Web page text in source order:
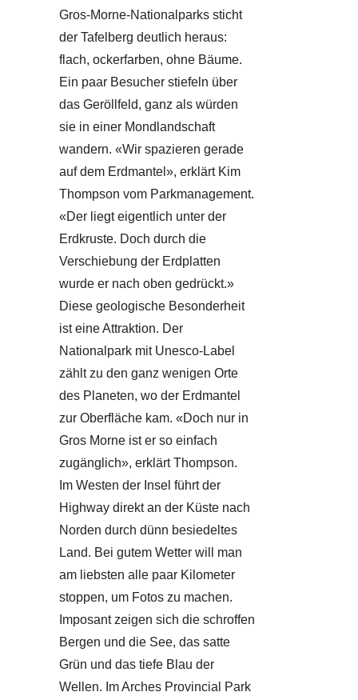
Gros-Morne-Nationalparks sticht
der Tafelberg deutlich heraus:
flach, ockerfarben, ohne Bäume.
Ein paar Besucher stiefeln über
das Geröllfeld, ganz als würden
sie in einer Mondlandschaft
wandern. «Wir spazieren gerade
auf dem Erdmantel», erklärt Kim
Thompson vom Parkmanagement.
«Der liegt eigentlich unter der
Erdkruste. Doch durch die
Verschiebung der Erdplatten
wurde er nach oben gedrückt.»
Diese geologische Besonderheit
ist eine Attraktion. Der
Nationalpark mit Unesco-Label
zählt zu den ganz wenigen Orte
des Planeten, wo der Erdmantel
zur Oberfläche kam. «Doch nur in
Gros Morne ist er so einfach
zugänglich», erklärt Thompson.
Im Westen der Insel führt der
Highway direkt an der Küste nach
Norden durch dünn besiedeltes
Land. Bei gutem Wetter will man
am liebsten alle paar Kilometer
stoppen, um Fotos zu machen.
Imposant zeigen sich die schroffen
Bergen und die See, das satte
Grün und das tiefe Blau der
Wellen. Im Arches Provincial Park